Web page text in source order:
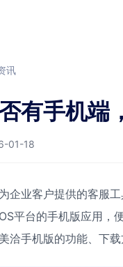
讯
有手机端
01-18
企业客户提供的客服
平台的手机版应用，
洽手机版的功能、下